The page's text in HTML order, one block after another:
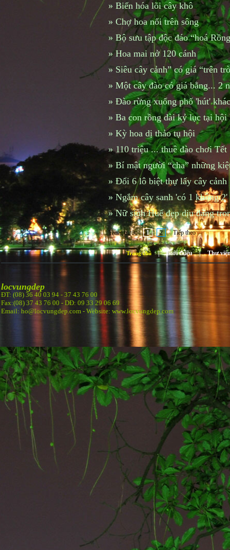
» Biến hóa lõi cây khô
» Chợ hoa nổi trên sông
» Bộ sưu tập độc đáo “hoá
»Hoa mai nở 120 cánh
» Siêu cây cảnh” có giá “trên
» Một cây đào có giá bằng... 2
» Đào rừng xuống phố 'hút'
» Ba con rồng dài kỷ lục tại hội
» Kỳ hoa dị thảo tụ hội
»110 triệu ... thuê đào chơi Tết
» Bí mật người “cha” những
»Đổi 6 lô biệt thự lấy cây cảnh
» Ngắm cây sanh 'có 1 không
»Nữ sinh Huế đẹp dịu dàng
Trang trước 1 2 Tiếp theo
Trang chủ | Giới thiệu | Thư
locvungdep
ĐT: (08) 36 40 03 94 - 37 43 76 00
Fax:(08) 37 43 76 00 - DĐ: 09 33 29 06 69
Email: ho@locvungdep.com - Website: www.locvungdep.com